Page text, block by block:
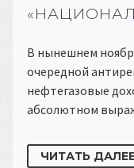
В нынешнем
очередной
нефтегазовые
абсолютном
ЧИТАТЬ